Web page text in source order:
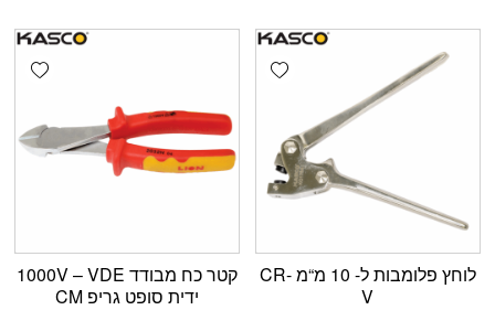
Add wishlist
לוחץ פלומבות ל- 10 מ“מ CR-
V
קטר כח מבודד 1000V – VDE
ידית סופט גריפ CM